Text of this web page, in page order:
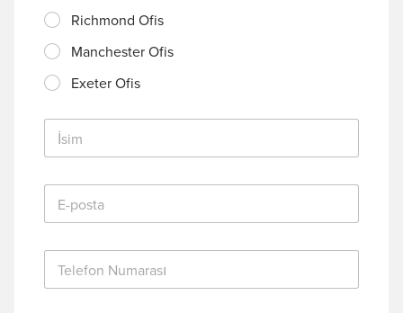
Richmond Ofis
Manchester Ofis
Exeter Ofis
İ
i
E
p
a
T
l